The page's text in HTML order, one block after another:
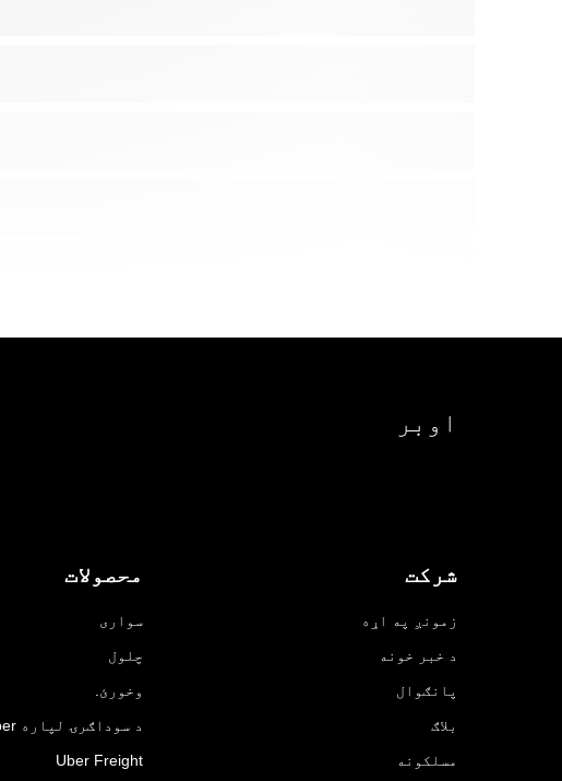
اوبر
شرکت
زمونږ په اړه
د خبر خونه
پانګوال
بلاګ
مسلکونه
محصولات
سواری
چلول
وخورئ.
د سوداګرۍ لپاره Uber
Uber Freight